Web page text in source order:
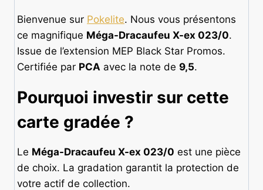
Bienvenue sur Pokelite. Nous vous présentons
ce magnifique Méga-Dracaufeu X-ex 023/0.
Issue de l’extension MEP Black Star Promos.
Certifiée par PCA avec la note de 9,5.
Pourquoi investir sur cette
carte gradée ?
Le Méga-Dracaufeu X-ex 023/0 est une pièce
de choix. La gradation garantit la protection de
votre actif de collection.